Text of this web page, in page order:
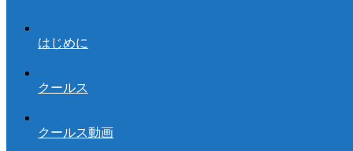
はじめに
クールス
クールス動画